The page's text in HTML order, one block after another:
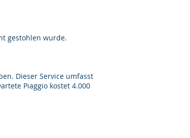
gestohlen wurde.
Dieser Service umfasst
Piaggio kostet 4.000